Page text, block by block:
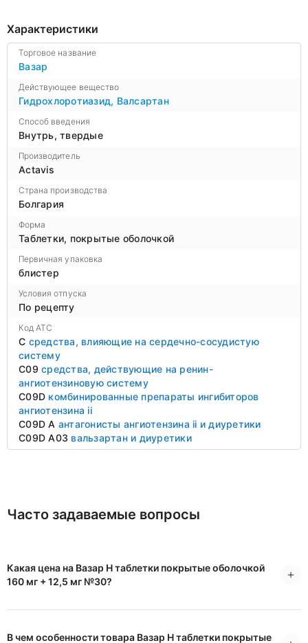
Характеристики
Торговое название
Вазар
Действующее вещество
Гидрохлоротиазид, Валсартан
Способ введения
Внутрь, твердые
Производитель
Actavis
Страна производства
Болгария
Форма
Таблетки, покрытые оболочкой
Первичная упаковка
блистер
Условия отпуска
По рецепту
Код ATC
C средства, влияющие на сердечно-сосудистую
систему
C09 средства, действующие на ренин-
ангиотензиновую систему
C09D комбинированные препараты ингибиторов
ангиотензина ii
C09D A антагонисты ангиотензина ii и диуретики
C09D A03 вальзартан и диуретики
Часто задаваемые вопросы
Какая цена на Вазар H таблетки покрытые оболочкой
160 мг + 12,5 мг №30?
В чем особенности товара Вазар H таблетки покрытые